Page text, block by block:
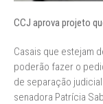
CCJ aprova projeto
Casais que estejam
poderão fazer o
de separação
senadora Patrícia